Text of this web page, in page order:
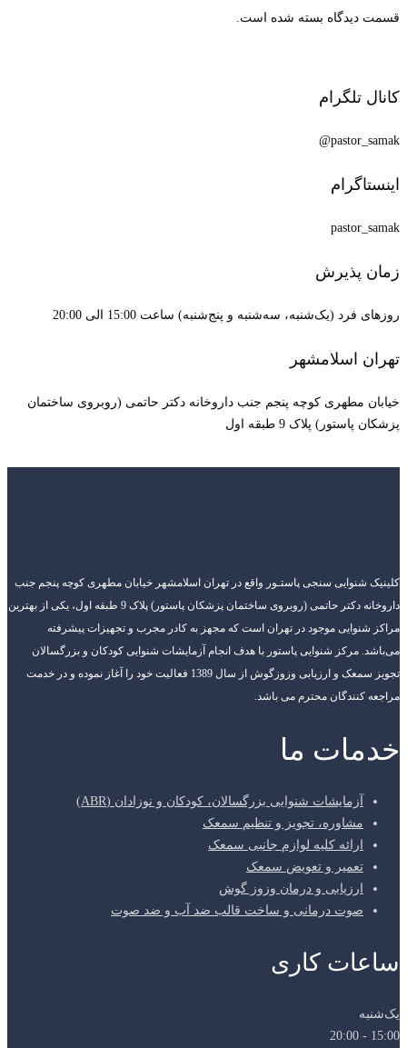
قسمت دیدگاه بسته شده است.
کانال تلگرام
pastor_samak@
اینستاگرام
pastor_samak
زمان پذیرش
روزهای فرد (یک‌شنبه، سه‌شنبه و پنج‌شنبه) ساعت 15:00 الی 20:00
تهران اسلامشهر
خیابان مطهری کوچه پنجم جنب داروخانه دکتر حاتمی (روبروی ساختمان
پزشکان پاستور) پلاک 9 طبقه اول
کلینیک شنوایی سنجی پاستـور واقع در تهران اسلامشهر خیابان مطهری کوچه پنجم جنب
داروخانه دکتر حاتمی (روبروی ساختمان پزشکان پاستور) پلاک 9 طبقه اول، یکی از بهترین
مراکز شنوایی موجود در تهران است که مجهز به کادر مجرب و تجهیزات پیشرفته
می‌باشد. مرکز شنوایی پاستور با هدف انجام آزمایشات شنوایی کودکان و بزرگسالان
تجویز سمعک و ارزیابی وزوزگوش از سال 1389 فعالیت خود را آغاز نموده و در خدمت
مراجعه کنندگان محترم می باشد.
خدمات ما
آزمایشات شنوایی بزرگسالان، کودکان و نوزادان (ABR)
مشاوره، تجویز و تنظیم سمعک
ارائه کلیه لوازم جانبی سمعک
تعمیر و تعویض سمعک
ارزیابی و درمان وزوز گوش
صوت درمانی و ساخت قالب ضد آب و ضد صوت
ساعات کاری
یک‌شنبه
15:00 - 20:00